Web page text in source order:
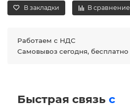
В закладки В сравнение
Работаем с НДС
Самовывоз сегодня, бесплатно
Быстрая связь с